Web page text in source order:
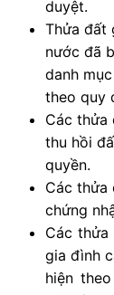
duyệt.
Thửa đất
nước đã
danh
theo quy
Các thửa
thu hồi
quyền.
Các thửa
chứng
Các
gia đình
hiện